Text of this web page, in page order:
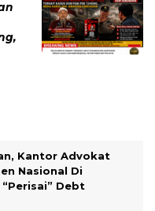
Kantor Advokat
Nasional Di
Debt